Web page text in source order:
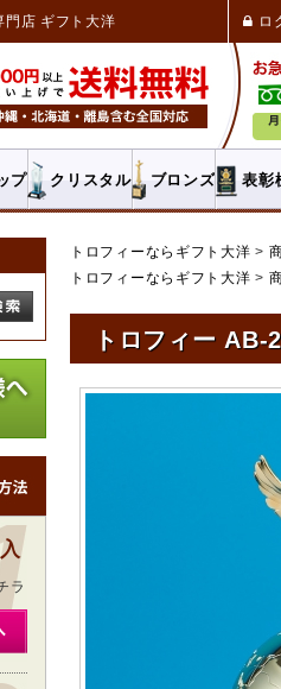
門店 ギフト大洋 ロ
プ クリスタル ブロンズ 表彰
トロフィーならギフト大洋
トロフィーならギフト大洋
トロフィー AB-
ラ